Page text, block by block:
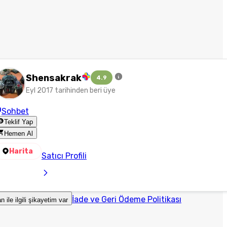
Shensakrak 4.9
Eyl 2017 tarihinden beri üye
Sohbet
Teklif Yap
Hemen Al
Harita Satıcı Profili
ile ilgili şikayetim var İade ve Geri Ödeme Politikası